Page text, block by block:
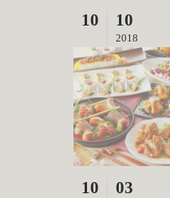
10 10
2018
10 03